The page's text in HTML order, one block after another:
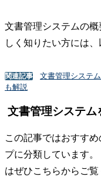
文書管理システムの
しく知りたい方には
関連記事
文書管理システ
も解説
文書管理システム
この記事ではおすす
プに分類しています
はぜひこちらからご覧